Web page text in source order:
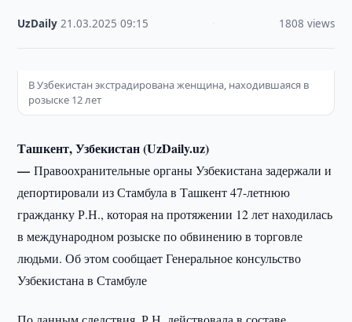
UzDaily ·21.03.2025 ·09:15 1808 views
В Узбекистан экстрадирована женщина, находившаяся в
розыске 12 лет
Ташкент, Узбекистан (UzDaily.uz)
—Правоохранительные органы Узбекистана задержали и
депортировали из Стамбула в Ташкент 47-летнюю
гражданку Р.Н., которая на протяжении 12 лет находилась
в международном розыске по обвинению в торговле
людьми. Об этом сообщает Генеральное консульство
Узбекистана в Стамбуле